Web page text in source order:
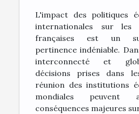
vitalité des
françaises
L'impact des politiques
internationales sur les
françaises est un
pertinence indéniable.
interconnecté et
décisions prises dans
réunion des institutions
mondiales peuvent
conséquences majeures